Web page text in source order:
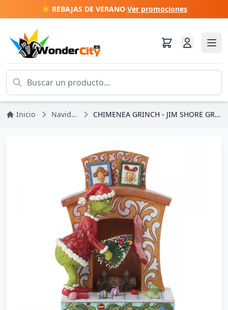
☀️ REBAJAS DE VERANO·Ver promociones
Inicio Navidad CHIMENEA GRINCH - JIM SHORE GRINCH